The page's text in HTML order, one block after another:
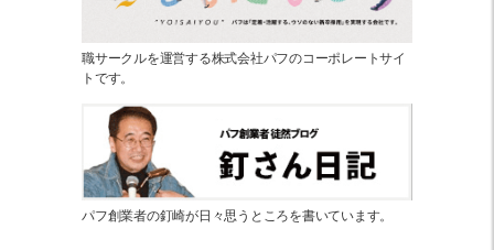
職サークルを運営する株式会社パフのコーポレートサイ
トです。
パフ創業者の釘崎が日々思うところを書いています。